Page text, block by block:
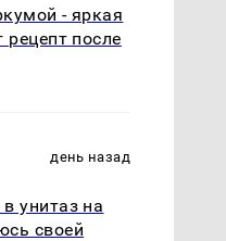
никто не ждал: как
так?!
- яркая
рецепт после
день назад
унитаз на
своей